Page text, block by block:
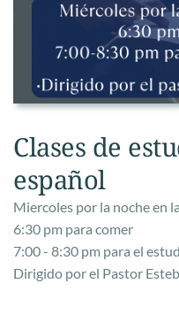
Clases de
español
Miercoles por la noche en
6:30 pm para comer
7:00 - 8:30 pm para el
Dirigido por el Pastor